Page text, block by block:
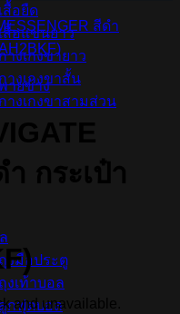
เสื้อยืด
สื้อแขนยาว
างเกงขายาว
กางเกงขาสั้น
กางเกงขาสามส่วน
ถุงมือประตู
ถุงเท้าบอล
ลูกฟุตบอล
ายข้าง
กระเป๋า
and unavailable.